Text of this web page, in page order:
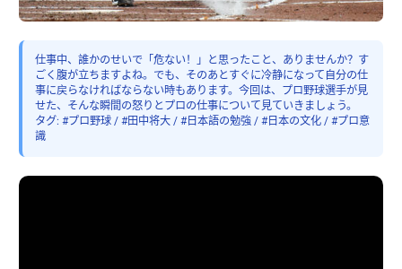
仕事中、誰かのせいで「危ない！」と思ったこと、ありませんか？す
ごく腹が立ちますよね。でも、そのあとすぐに冷静になって自分の仕
事に戻らなければならない時もあります。今回は、プロ野球選手が見
せた、そんな瞬間の怒りとプロの仕事について見ていきましょう。
タグ: #プロ野球 / #田中将大 / #日本語の勉強 / #日本の文化 / #プロ意
識